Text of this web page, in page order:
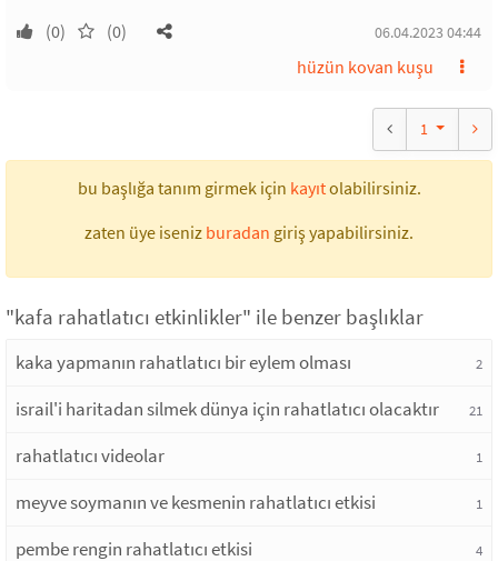
(0) (0) 06.04.2023 04:44
hüzün kovan kuşu
1
bu başlığa tanım girmek için kayıtolabilirsiniz.
zaten üye iseniz buradan giriş yapabilirsiniz.
"kafa rahatlatıcı etkinlikler" ile benzer başlıklar
kaka yapmanın rahatlatıcı bir eylem olması 2
israil'i haritadan silmek dünya için rahatlatıcı olacaktır 21
rahatlatıcı videolar 1
meyve soymanın ve kesmenin rahatlatıcı etkisi 1
pembe rengin rahatlatıcı etkisi 4